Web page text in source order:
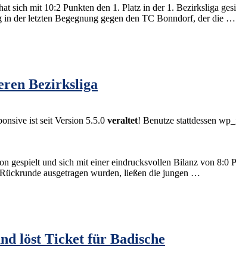
sich mit 10:2 Punkten den 1. Platz in der 1. Bezirksliga
in der letzten Begegnung gegen den TC Bonndorf, der die …
Bezirksliga
ist seit Version 5.5.0 veraltet! Benutze stattdessen
gespielt und sich mit einer eindrucksvollen Bilanz von
ausgetragen wurden, ließen die jungen …
löst Ticket für Badische